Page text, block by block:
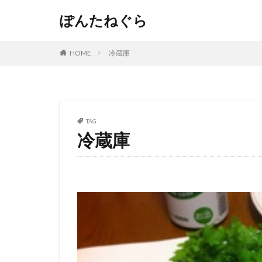
ぽんたねぐら
HOME 冷蔵庫
TAG
冷蔵庫